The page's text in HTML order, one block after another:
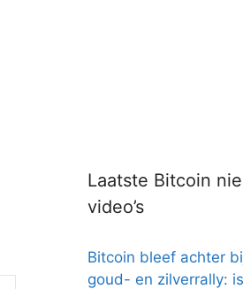
Laatste Bitcoin
video’s
Bitcoin bleef achter
goud- en zilverrally: